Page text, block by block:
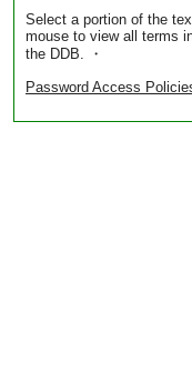
Select a portion of the
mouse to view all terms
the DDB. ・
Password Access